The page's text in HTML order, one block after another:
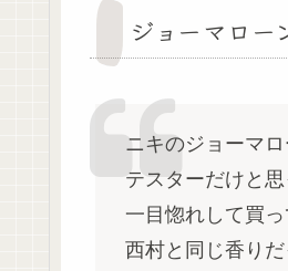
ジョーマロー
ニキのジョーマロ
テスターだけと思
一目惚れして買
西村と同じ香り